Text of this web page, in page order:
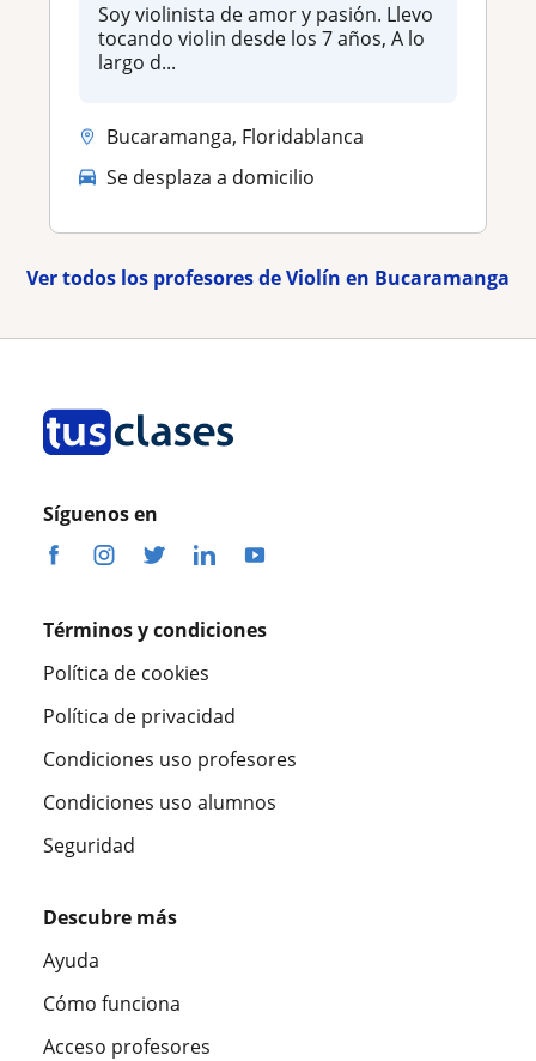
Soy violinista de amor y pasión. Llevo
tocando violin desde los 7 años, A lo
largo d...
Bucaramanga, Floridablanca
Se desplaza a domicilio
Ver todos los profesores de Violín en Bucaramanga
Síguenos en
Términos y condiciones
Política de cookies
Política de privacidad
Condiciones uso profesores
Condiciones uso alumnos
Seguridad
Descubre más
Ayuda
Cómo funciona
Acceso profesores